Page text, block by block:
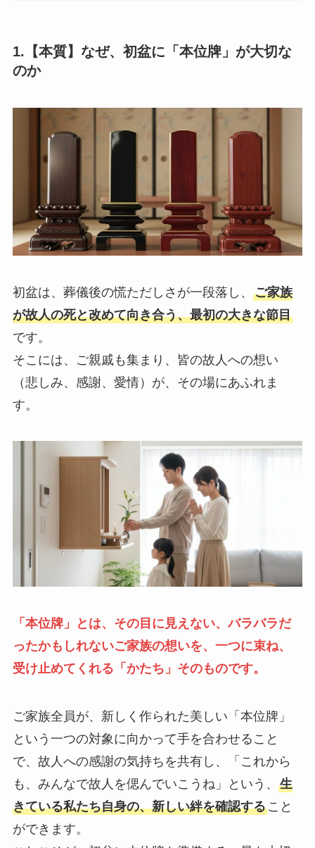
1.【本質】なぜ、初盆に「本位牌」が大切な
のか
初盆は、葬儀後の慌ただしさが一段落し、 ご家族
が故人の死と改めて向き合う、最初の大きな節目
です。
そこには、ご親戚も集まり、皆の故人への想い
（悲しみ、感謝、愛情）が、その場にあふれま
す。
「本位牌」とは、その目に見えない、バラバラだ
ったかもしれないご家族の想いを、一つに束ね、
受け止めてくれる「かたち」そのものです。
ご家族全員が、新しく作られた美しい「本位牌」
という一つの対象に向かって手を合わせること
で、故人への感謝の気持ちを共有し、「これから
も、みんなで故人を偲んでいこうね」という、 生
きている私たち自身の、新しい絆を確認すること
ができます。